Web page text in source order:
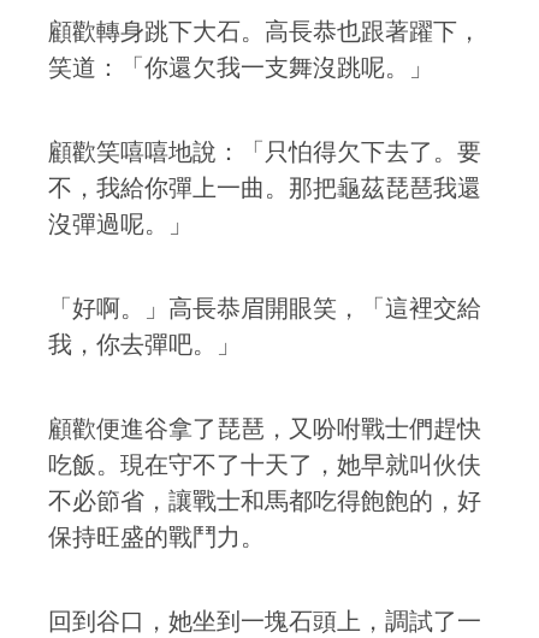
顧歡轉身跳下大石。高長恭也跟著躍下，
笑道：「你還欠我一支舞沒跳呢。」
顧歡笑嘻嘻地說：「只怕得欠下去了。要
不，我給你彈上一曲。那把龜茲琵琶我還
沒彈過呢。」
「好啊。」高長恭眉開眼笑，「這裡交給
我，你去彈吧。」
顧歡便進谷拿了琵琶，又吩咐戰士們趕快
吃飯。現在守不了十天了，她早就叫伙伕
不必節省，讓戰士和馬都吃得飽飽的，好
保持旺盛的戰鬥力。
回到谷口，她坐到一塊石頭上，調試了一